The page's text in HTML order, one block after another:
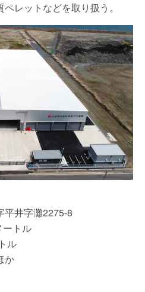
レットなどを取り扱う。
平井字灘2275-8
ートル
ル
か